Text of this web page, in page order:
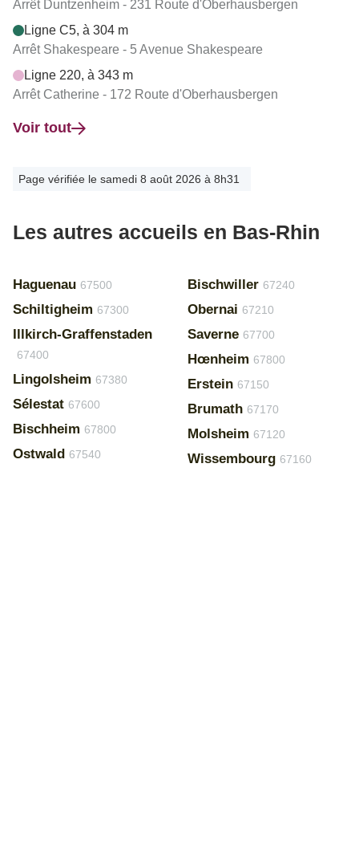
Arrêt Duntzenheim - 231 Route d'Oberhausbergen
Ligne C5, à 304 m
Arrêt Shakespeare - 5 Avenue Shakespeare
Ligne 220, à 343 m
Arrêt Catherine - 172 Route d'Oberhausbergen
Voir tout
Page vérifiée le samedi 8 août 2026 à 8h31
Les autres accueils en Bas-Rhin
Haguenau 67500
Schiltigheim 67300
Illkirch-Graffenstaden
67400
Lingolsheim 67380
Sélestat 67600
Bischheim 67800
Ostwald 67540
Bischwiller 67240
Obernai 67210
Saverne 67700
Hœnheim 67800
Erstein 67150
Brumath 67170
Molsheim 67120
Wissembourg 67160